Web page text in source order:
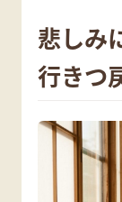
悲しみ
行きつ